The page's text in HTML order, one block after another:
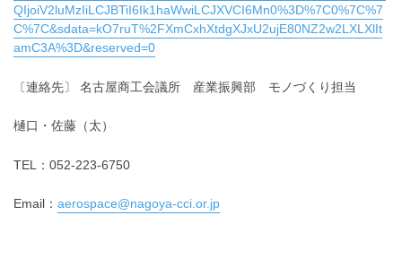
QIjoiV2luMzIiLCJBTiI6Ik1haWwiLCJXVCI6Mn0%3D%7C0%7C%7
C%7C&sdata=kO7ruT%2FXmCxhXtdgXJxU2ujE80NZ2w2LXLXlIt
amC3A%3D&reserved=0
〔連絡先〕 名古屋商工会議所 産業振興部 モノづくり担当
樋口・佐藤（太）
TEL：052-223-6750
Email： aerospace@nagoya-cci.or.jp